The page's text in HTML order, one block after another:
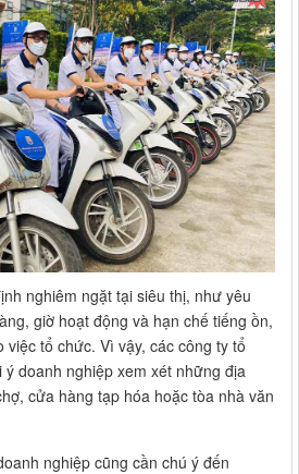
nghiêm ngặt tại siêu thị, như yêu
giờ hoạt động và hạn chế tiếng ồn,
việc tổ chức. Vì vậy, các công ty tổ
doanh nghiệp xem xét những địa
cửa hàng tạp hóa hoặc tòa nhà văn
nghiệp cũng cần chú ý đến